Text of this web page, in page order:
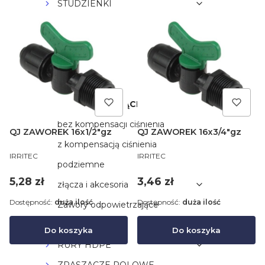
STUDZIENKI
KOLEKTORY
ZRASZACZE
FILTRY
LINIE KROPLUJĄCE
bez kompensacji ciśnienia
z kompensacją ciśnienia
podziemne
złącza i akcesoria
Zawory odpowietrzające
RURY PE
RURY HDPE
QJ ZAWOREK 16x1/2"gz
PRODUCENT
IRRITEC
Cena
5,28 zł
Do koszyka
Dostępność: duża ilość
QJ ZAWOREK 16x3/4"gz
PRODUCENT
IRRITEC
Cena
3,46 zł
Do koszyka
Dostępność: duża ilość